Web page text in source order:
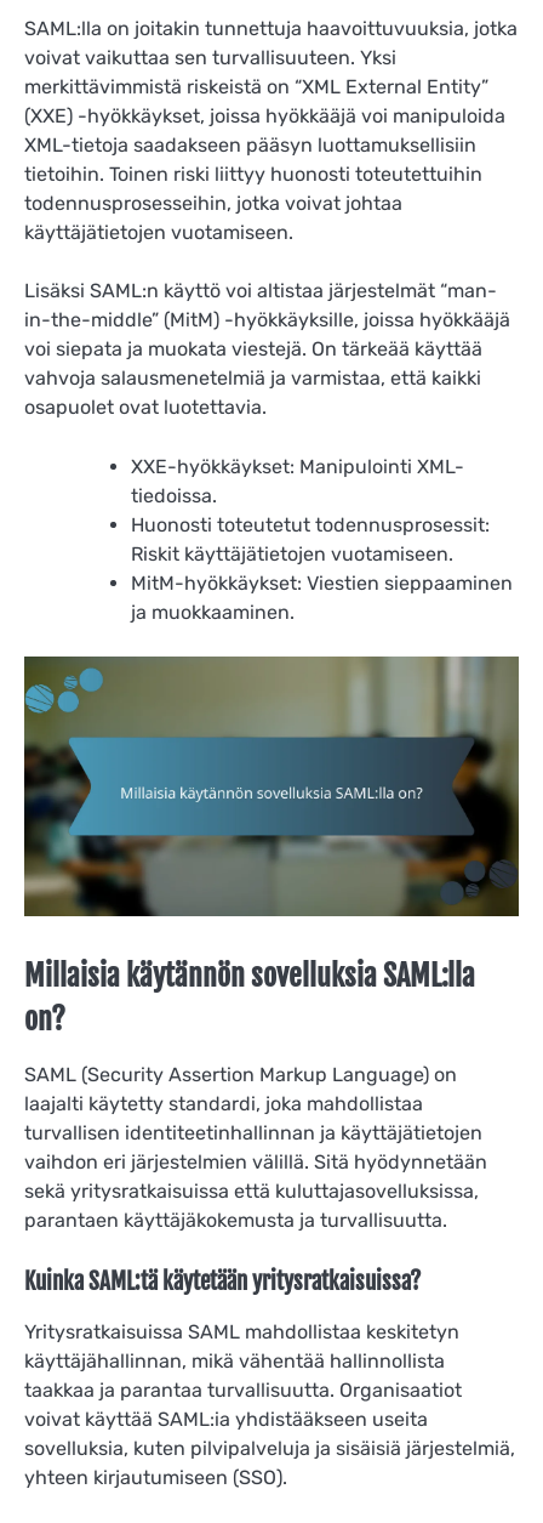
SAML:lla on joitakin tunnettuja haavoittuvuuksia, jotka
voivat vaikuttaa sen turvallisuuteen. Yksi
merkittävimmistä riskeistä on “XML External Entity”
(XXE) -hyökkäykset, joissa hyökkääjä voi manipuloida
XML-tietoja saadakseen pääsyn luottamuksellisiin
tietoihin. Toinen riski liittyy huonosti toteutettuihin
todennusprosesseihin, jotka voivat johtaa
käyttäjätietojen vuotamiseen.
Lisäksi SAML:n käyttö voi altistaa järjestelmät “man-
in-the-middle” (MitM) -hyökkäyksille, joissa hyökkääjä
voi siepata ja muokata viestejä. On tärkeää käyttää
vahvoja salausmenetelmiä ja varmistaa, että kaikki
osapuolet ovat luotettavia.
XXE-hyökkäykset: Manipulointi XML-
tiedoissa.
Huonosti toteutetut todennusprosessit:
Riskit käyttäjätietojen vuotamiseen.
MitM-hyökkäykset: Viestien sieppaaminen
ja muokkaaminen.
Millaisia käytännön sovelluksia SAML:lla
on?
SAML (Security Assertion Markup Language) on
laajalti käytetty standardi, joka mahdollistaa
turvallisen identiteetinhallinnan ja käyttäjätietojen
vaihdon eri järjestelmien välillä. Sitä hyödynnetään
sekä yritysratkaisuissa että kuluttajasovelluksissa,
parantaen käyttäjäkokemusta ja turvallisuutta.
Kuinka SAML:tä käytetään yritysratkaisuissa?
Yritysratkaisuissa SAML mahdollistaa keskitetyn
käyttäjähallinnan, mikä vähentää hallinnollista
taakkaa ja parantaa turvallisuutta. Organisaatiot
voivat käyttää SAML:ia yhdistääkseen useita
sovelluksia, kuten pilvipalveluja ja sisäisiä järjestelmiä,
yhteen kirjautumiseen (SSO).